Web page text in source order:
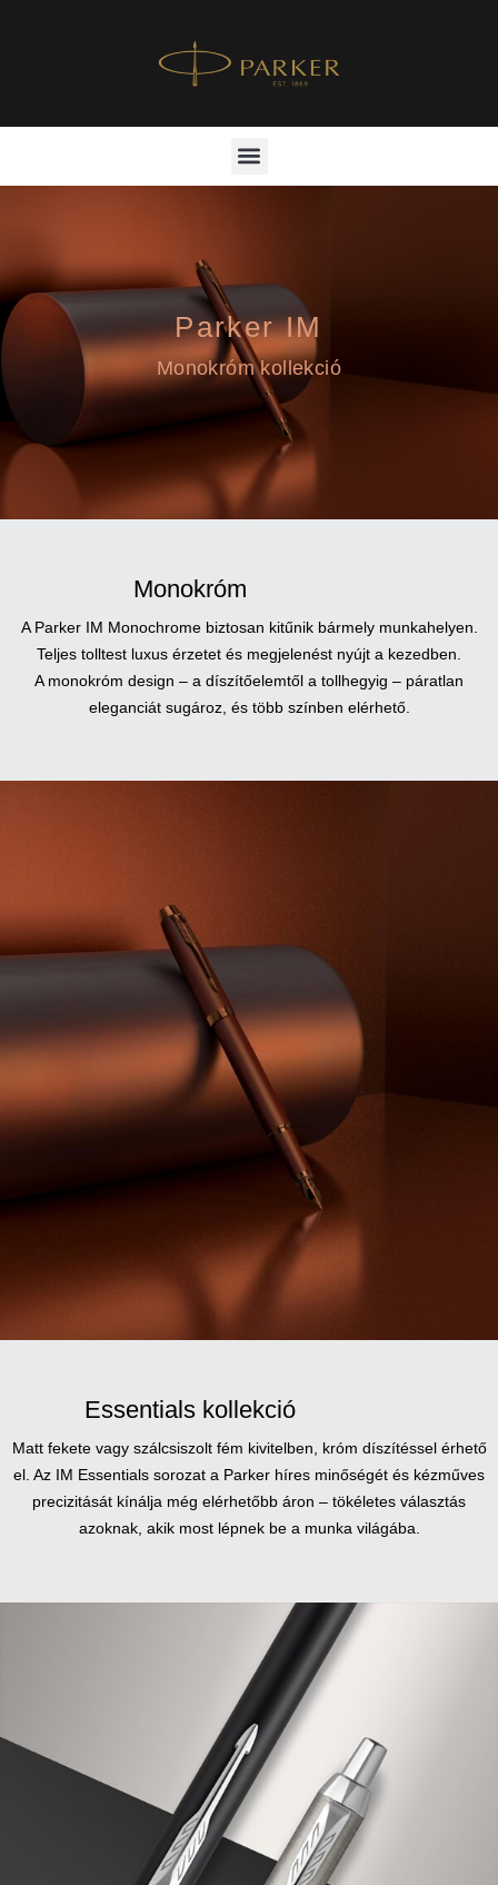
Parker IM
Monokróm kollekció
Monokróm
A Parker IM Monochrome biztosan kitűnik bármely munkahelyen.
Teljes tolltest luxus érzetet és megjelenést nyújt a kezedben.
A monokróm design – a díszítőelemtől a tollhegyig – páratlan
eleganciát sugároz, és több színben elérhető.
Essentials kollekció
Matt fekete vagy szálcsiszolt fém kivitelben, króm díszítéssel érhető
el. Az IM Essentials sorozat a Parker híres minőségét és kézműves
precizitását kínálja még elérhetőbb áron – tökéletes választás
azoknak, akik most lépnek be a munka világába.